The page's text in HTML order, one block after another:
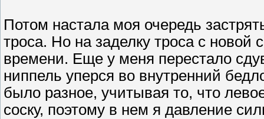
Потом настала моя очередь
троса. Но на заделку троса с новой
времени. Еще у меня перестало
ниппель уперся во внутренний
было разное, учитывая то, что
соску, поэтому в нем я давление